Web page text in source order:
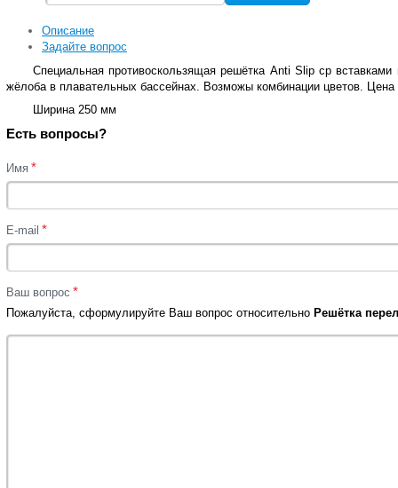
Описание
Задайте вопрос
Специальная противоскользящая решётка Anti Slip ср
жёлоба в плавательных бассейнах. Возможы комбинации цветов. Цена
Ширина 250 мм
Есть вопросы?
Имя *
E-mail *
Ваш вопрос *
Пожалуйста, сформулируйте Ваш вопрос относительно Решётка